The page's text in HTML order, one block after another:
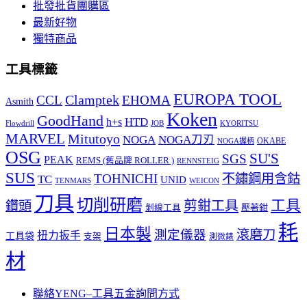
批發批貨團購區
最新好物
獨特商品
工具標籤
Asmith CCL ClamptekEHOMA EUROPA TOOL
Flowdrill GoodHand h+s HTD JOB Koken KYORITSU
MARVEL Mitutoyo NOGA NOGA刀刃 NOGA握柄 OKABE
OSG PEAK REMS (舊品牌 ROLLER ) RENNSTEIG SGS SU'S
SUS TC TENMARS TOHNICHI UNID WEICON 不鏽鋼用含鈷
鑽頭 刀具切削研磨 剝線工具 剪鉗工具 壓著鉗 工具
工具袋 扭力扳手 支架 日本製 測定儀器 測微錶 滾磨刀 耗
材
聯絡YENG–工具五金詢問方式